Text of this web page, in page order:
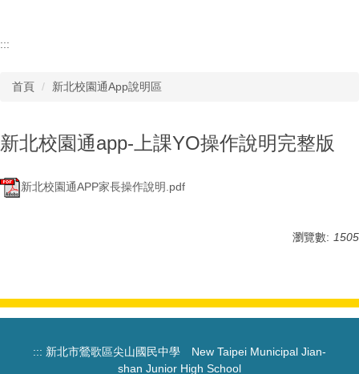
:::
首頁 新北校園通App說明區
新北校園通app-上課YO操作說明完整版
新北校園通APP家長操作說明.pdf
瀏覽數: 1505
::: 新北市鶯歌區尖山國民中學 New Taipei Municipal Jian-
shan Junior High School